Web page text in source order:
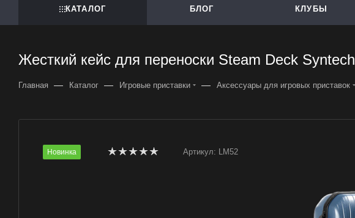
КАТАЛОГ БЛОГ КЛУБЫ
Жесткий кейс для переноски Steam Deck Syntech
Главная — Каталог — Игровые приставки — Аксессуары для игровых приставок
Новинка Артикул: LM52